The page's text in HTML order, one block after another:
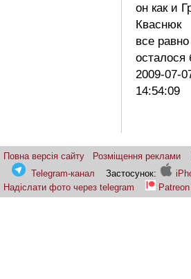
он как и
Кваснюк
все равно
осталося
2009-07-
14:54:09
Повна версія сайту Розміщення реклами
Telegram-канал
Застосунок:
Надіслати фото через telegram
Patreon